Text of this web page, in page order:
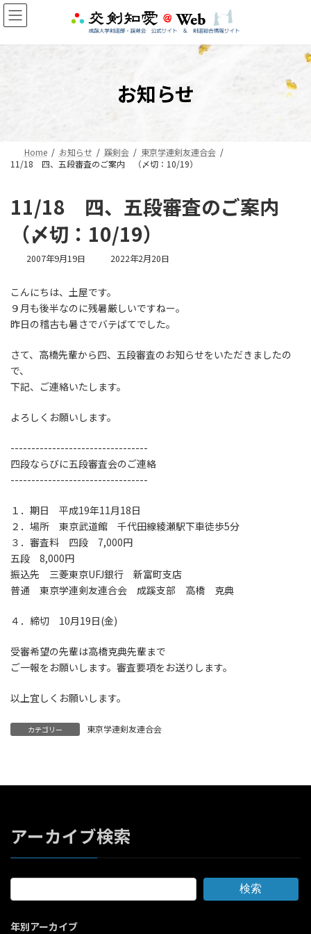
コ
ン
ン
ナ
ビ
ー
お知らせ
Home お知らせ 蹊剣会
東京学連剣友連合会
11/18 四、五段審査のご案内 （〆切：10/19）
11/18 四、五段審査のご案内
（〆切：10/19）
2007年9月19日
最
新
日
時
:
2022年2月20日
こんにちは、土屋です。
９月も後半なのに残暑厳しいですねー。
昨日の稽古も暑さでバテばてでした。
さて、高橋先輩から四、五段審査のお知らせをいただきましたの
で、
下記、ご連絡いたします。
よろしくお願いします。
---------------------------------
四段ならびに五段審査会のご連絡
---------------------------------
１．期日 平成19年11月18日
２．場所 東京武道館 千代田線綾瀬駅下車徒歩5分
３．審査料 四段 7,000円
五段 8,000円
振込先 三菱東京UFJ銀行 新富町支店
普通 東京学連剣友連合会 成蹊支部 高橋 克典
４．締切 10月19日(金)
受審希望の先輩は高橋克典先輩まで
ご一報をお願いします。審査要項をお送りします。
以上宜しくお願いします。
カテゴリー 東京学連剣友連合会
アーカイブ検索
検索
年別アーカイブ